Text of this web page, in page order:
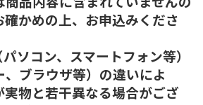
かめの上、お申込みくださ
ソコン、スマートフォン等）
ブラウザ等）の違いによ
実物と若干異なる場合がござ